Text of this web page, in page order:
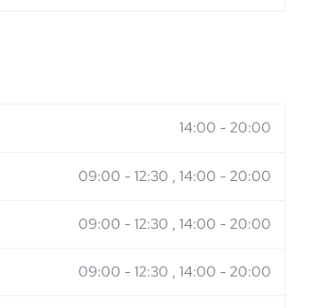
14:00 -20:00
09:00 -12:30 14:00 -20:00
09:00 -12:30 14:00 -20:00
09:00 -12:30 14:00 -20:00